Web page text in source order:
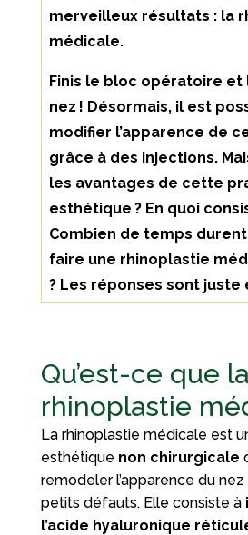
merveilleux résultats : la
médicale.
Finis le bloc opératoire et
nez ! Désormais, il est
modifier l’apparence de
grâce à des injections.
les avantages de cette
esthétique ? En quoi
Combien de temps durent
faire une rhinoplastie
? Les réponses sont juste
Qu’est-ce que la
rhinoplastie
La rhinoplastie médicale est
esthétique non chirurgicale
remodeler l’apparence du
petits défauts. Elle consiste à
l’acide hyaluronique